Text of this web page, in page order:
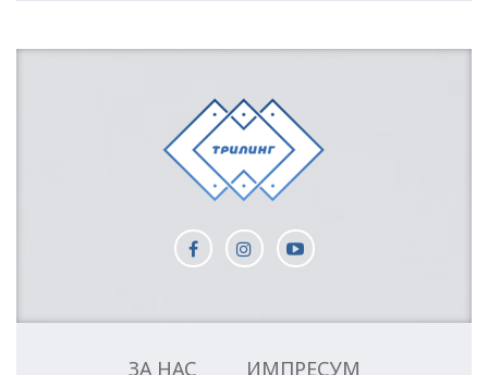
ЗА НАС ИМПРЕСУМ